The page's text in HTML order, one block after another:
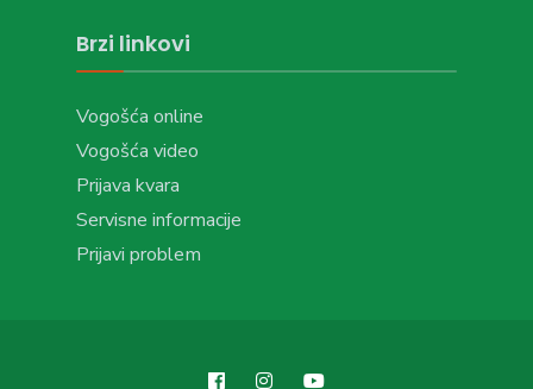
Brzi linkovi
Vogošća online
Vogošća video
Prijava kvara
Servisne informacije
Prijavi problem